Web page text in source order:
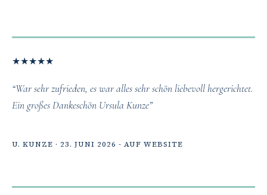
★★★★★
“War sehr zufrieden, es war alles sehr schön liebevoll hergerichtet.
Ein großes Dankeschön Ursula Kunze”
U. KUNZE · 23. JUNI 2026 - AUF WEBSITE